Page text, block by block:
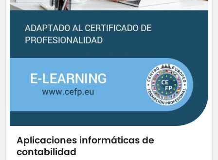
Aplicaciones informáticas de
contabilidad